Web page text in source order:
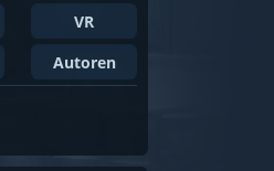
VR
Autoren